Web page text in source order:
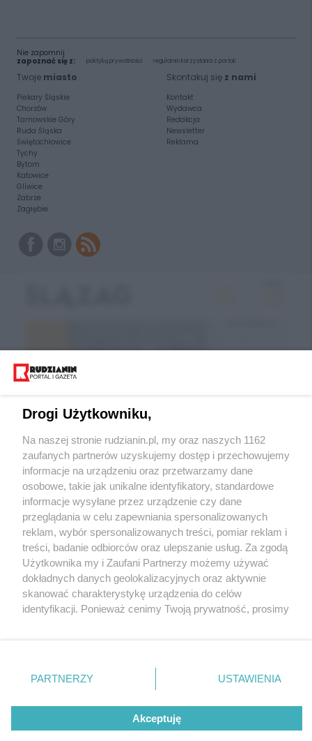
Nie zapomnij
zapoznać się z:
polityką prywatności regulamin korzystania z portali
Twoje miasto
Piekary Śląskie
Chorzów
Tarnowskie Góry
Ruda Śląska
Świętochłowice
Tychy
Bytom
Katowice
Gliwice
Zabrze
Zagłębie
Skontakuj się z nami
Kontakt
Wydawca
Redakcja
Newsletter
Reklama
Wróć do strony głównej
ślązag.pl
0%
Drogi Użytkowniku,
Na naszej stronie rudzianin.pl, my oraz naszych 1162
zaufanych partnerów uzyskujemy dostęp i przechowujemy
informacje na urządzeniu oraz przetwarzamy dane
osobowe, takie jak unikalne identyfikatory, standardowe
informacje wysyłane przez urządzenie czy dane
przeglądania w celu zapewniania spersonalizowanych
reklam, wybór spersonalizowanych treści, pomiar reklam i
treści, badanie odbiorców oraz ulepszanie usług. Za zgodą
Użytkownika my i Zaufani Partnerzy możemy używać
dokładnych danych geolokalizacyjnych oraz aktywnie
skanować charakterystykę urządzenia do celów
identyfikacji. Ponieważ cenimy Twoją prywatność, prosimy
prywatności znajdujący się w lewym dolnym rogu strony
. Niektóre rodzaje przetwarzania danych nie wymagają
zgody użytkownika, ale masz prawo sprzeciwić się
takiemu przetwarzaniu. Preferencje będą miały
zastosowania tylko na tej witrynie.
PARTNERZY USTAWIENIA
Akceptuję